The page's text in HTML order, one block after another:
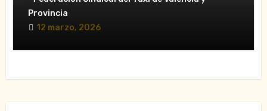
durante las Fallas»
Provincia
12 marzo, 2026